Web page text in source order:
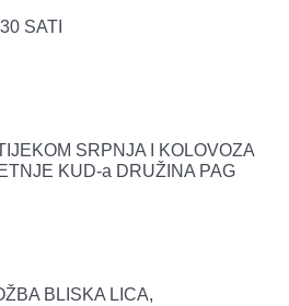
SATI
SRPNJA I KOLOVOZA
KUD-a DRUŽINA PAG
BLISKA LICA,